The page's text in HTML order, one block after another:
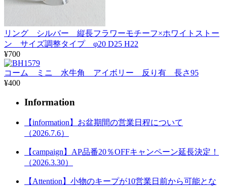
リング シルバー 縦長フラワーモチーフ×ホワイトストー
ン サイズ調整タイプ φ20 D25 H22
¥700
コーム ミニ 水牛角 アイボリー 反り有 長さ95
¥400
Information
【information】お盆期間の営業日程について
（2026.7.6）
【campaign】AP品番20％OFFキャンペーン延長決定！
（2026.3.30）
【Attention】小物のキープが10営業日前から可能とな